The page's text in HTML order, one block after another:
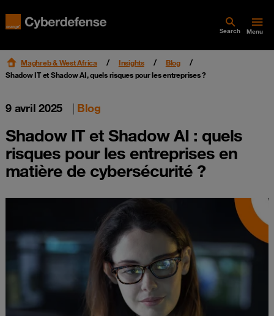
Search Menu
Maghreb & West Africa Insights
Blog
Shadow IT et Shadow AI, quels risques pour les entreprises ?
9 avril 2025 | Blog
Shadow IT et Shadow AI : quels
risques pour les entreprises en
matière de cybersécurité ?